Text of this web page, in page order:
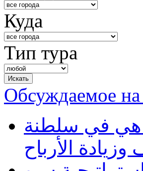
Куда
Тип тура
Обсуждаемое
في سلطنة
الأرباح